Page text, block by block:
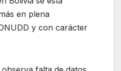
en plena
y con carácter